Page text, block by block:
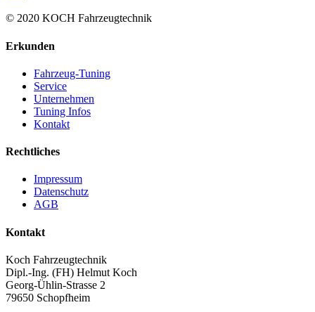
© 2020 KOCH Fahrzeugtechnik
Erkunden
Fahrzeug-Tuning
Service
Unternehmen
Tuning Infos
Kontakt
Rechtliches
Impressum
Datenschutz
AGB
Kontakt
Koch Fahrzeugtechnik
Dipl.-Ing. (FH) Helmut Koch
Georg-Ühlin-Strasse 2
79650 Schopfheim